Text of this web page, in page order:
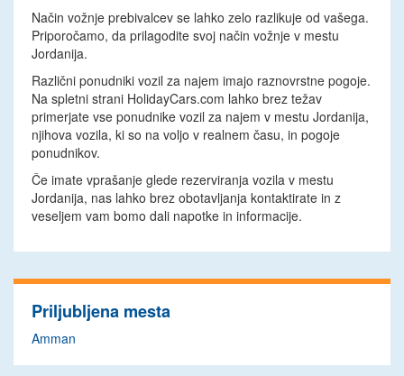
Način vožnje prebivalcev se lahko zelo razlikuje od vašega.
Priporočamo, da prilagodite svoj način vožnje v mestu
Jordanija.
Različni ponudniki vozil za najem imajo raznovrstne pogoje.
Na spletni strani HolidayCars.com lahko brez težav
primerjate vse ponudnike vozil za najem v mestu Jordanija,
njihova vozila, ki so na voljo v realnem času, in pogoje
ponudnikov.
Če imate vprašanje glede rezerviranja vozila v mestu
Jordanija, nas lahko brez obotavljanja kontaktirate in z
veseljem vam bomo dali napotke in informacije.
Priljubljena mesta
Amman